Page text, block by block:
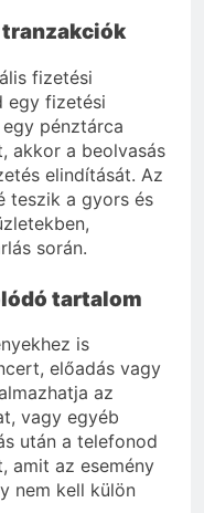
tranzakciók
fizetési
egy fizetési
pénztárca
akkor a beolvasás
elindítását. Az
teszik a gyors és
során.
tartalom
is
előadás vagy
az
vagy egyéb
után a telefonod
amit az esemény
nem kell külön